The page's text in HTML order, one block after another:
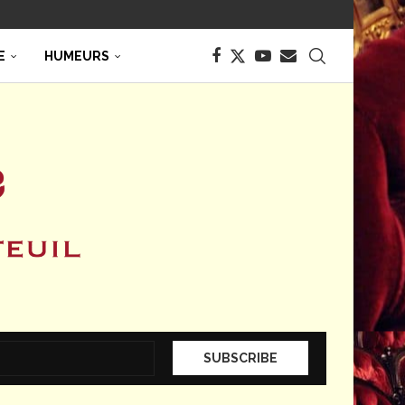
HUMEURS